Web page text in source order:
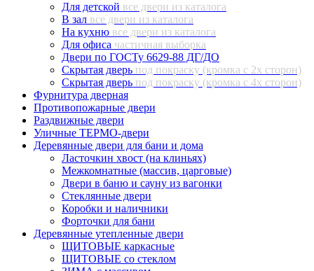
Для детской все двери из каталога
В зал все двери из каталога
На кухню все двери из каталога
Для офиса частичная выборка
Двери по ГОСТу 6629-88 ДГ/ДО
Скрытая дверь под покраску (кромка с 2х сторон)
Скрытая дверь под покраску (кромка с 4х сторон)
Фурнитура дверная
Противопожарные двери
Раздвижные двери
Уличные ТЕРМО-двери
Деревянные двери для бани и дома
Ласточкин хвост (на клиньях)
Межкомнатные (массив, царговые)
Двери в баню и сауну из вагонки
Стеклянные двери
Коробки и наличники
Форточки для бани
Деревянные утепленные двери
ЩИТОВЫЕ каркасные
ЩИТОВЫЕ со стеклом